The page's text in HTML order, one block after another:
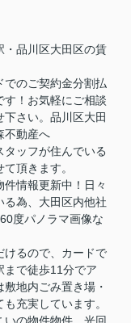
・品川区大田区の賃
でのご契約金分割払
す！お気軽にご相談
さい。品川区大田
不動産へ
タッフが住んでいる
頂きます。
情報更新中！日々
る為、大田区内他社
度パノラマ画像な
けるので、カードで
まで徒歩11分でア
地内ごみ置き場・
充実しています。